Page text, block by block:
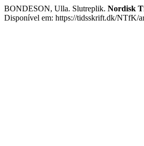
BONDESON, Ulla. Slutreplik. Nordisk
Disponível em: https://tidsskrift.dk/NTfK/